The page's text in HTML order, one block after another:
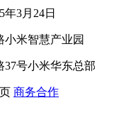
年3月24日
米智慧产业园
号小米华东总部
商务合作